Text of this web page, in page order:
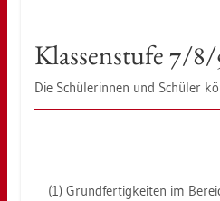
Klas­sen­stu­fe 7/
Die Schü­le­rin­nen und Schü­ler
(1) Grund­fer­tig­kei­ten im